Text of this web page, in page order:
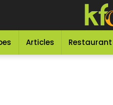
Articles Restaurant